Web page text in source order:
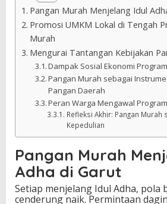
Pangan Murah Menjelang Idul
Promosi UMKM Lokal di Tengah
Murah
Mengurai Tantangan Kebijakan
Dampak Sosial Ekonomi
Pangan Murah sebagai
Pangan Daerah
Peran Warga Mengawal
Refleksi Akhir: Pangan Murah
Kepedulian
Pangan Murah
Adha di Garut
Setiap menjelang Idul Adha, pola
cenderung naik. Permintaan